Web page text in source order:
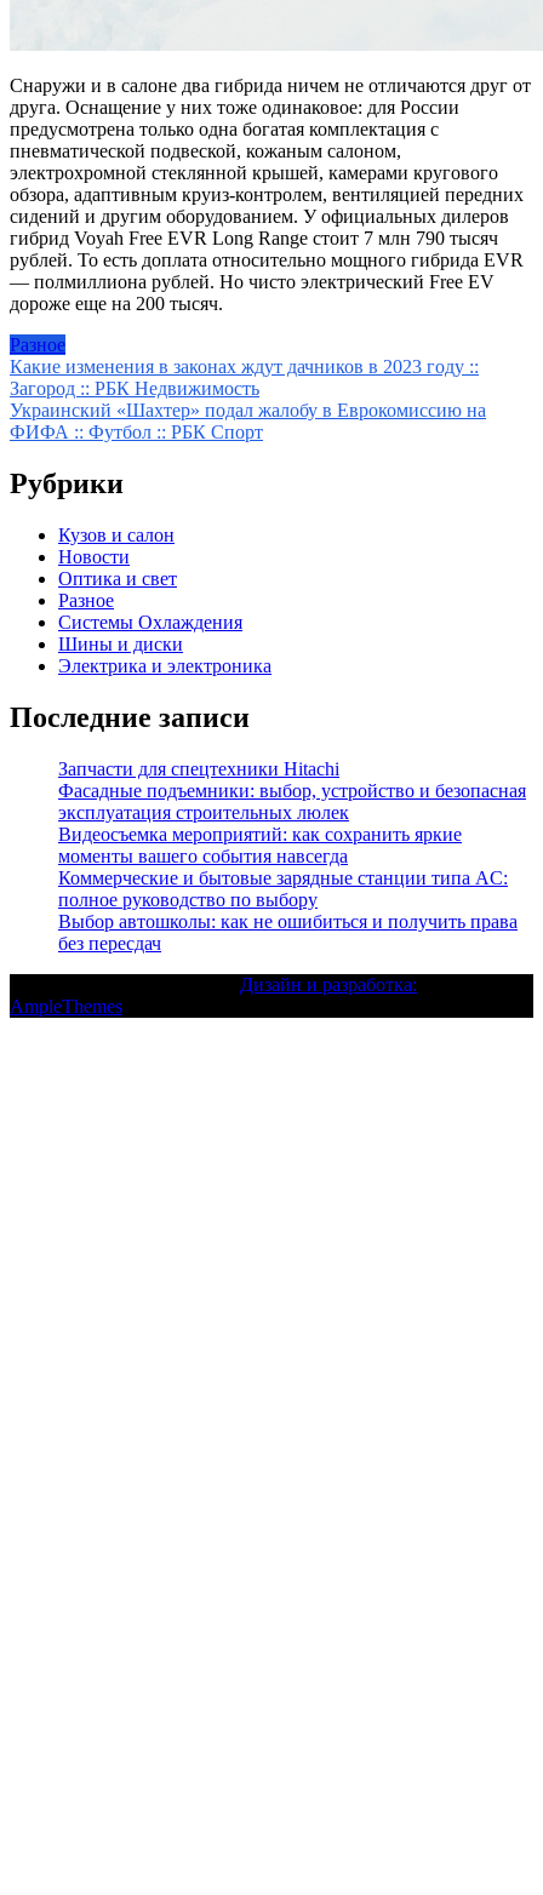
Снаружи и в салоне два гибрида ничем не отличаются друг от
друга. Оснащение у них тоже одинаковое: для России
предусмотрена только одна богатая комплектация с
пневматической подвеской, кожаным салоном,
электрохромной стеклянной крышей, камерами кругового
обзора, адаптивным круиз-контролем, вентиляцией передних
сидений и другим оборудованием. У официальных дилеров
гибрид Voyah Free EVR Long Range стоит 7 млн 790 тысяч
рублей. То есть доплата относительно мощного гибрида EVR
— полмиллиона рублей. Но чисто электрический Free EV
дороже еще на 200 тысяч.
Разное
Навигация
по
записям
Какие изменения в законах ждут дачников в 2023 году ::
Загород :: РБК Недвижимость
Украинский «Шахтер» подал жалобу в Еврокомиссию на
ФИФА :: Футбол :: РБК Спорт
Рубрики
Кузов и салон
Новости
Оптика и свет
Разное
Системы Охлаждения
Шины и диски
Электрика и электроника
Последние записи
Запчасти для спецтехники Hitachi
Фасадные подъемники: выбор, устройство и безопасная
эксплуатация строительных люлек
Видеосъемка мероприятий: как сохранить яркие
моменты вашего события навсегда
Коммерческие и бытовые зарядные станции типа AC:
полное руководство по выбору
Выбор автошколы: как не ошибиться и получить права
без пересдач
Дизайн и разработка:
AmpleThemes